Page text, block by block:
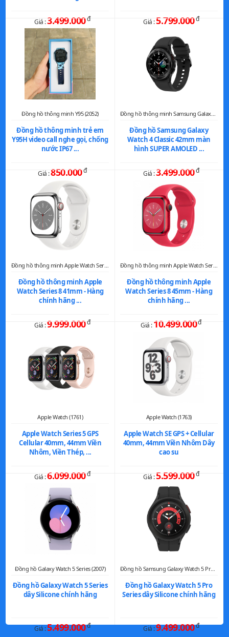
Tính năng khác: Báo thức, Gọi điện
trên đồng hồ, Từ chối cuộc gọi,
Đồng hồ bấm giờ, Rung thông báo,
Thay mặt đồng hồ
Thông số kỹ thuật trên được tham khảo từ Website chính
Giá :3.499.000đ Giá :5.799.000đ
Đồng hồ thông minh Y95 (2052)
Đồng hồ thông minh trẻ em
Y95H video call nghe gọi, chống
nước IP67 ...
Giá :850.000đ
Đồng hồ thông minh Samsung Galaxy Watch (1973)
Đồng hồ Samsung Galaxy
Watch 4 Classic 42mm màn
hình SUPER AMOLED ...
Giá :3.499.000đ
Đồng hồ thông minh Apple Watch Series 8 (2015)
Đồng hồ thông minh Apple
Watch Series 8 41mm - Hàng
chính hãng ...
Giá :9.999.000đ
Đồng hồ thông minh Apple Watch Series 8 (2016)
Đồng hồ thông minh Apple
Watch Series 8 45mm - Hàng
chính hãng ...
Giá :10.499.000đ
Apple Watch (1761)
Apple Watch Series 5 GPS
Cellular 40mm, 44mm Viền
Nhôm, Viền Thép, ...
Giá :6.099.000đ
Apple Watch (1763)
Apple Watch SE GPS + Cellular
40mm, 44mm Viền Nhôm Dây
cao su
Giá :5.599.000đ
Đồng hồ Galaxy Watch 5 Series (2007)
Đồng hồ Galaxy Watch 5 Series
dây Silicone chính hãng
Giá :5.499.000đ
Đồng hồ Samsung Galaxy Watch 5 Pro Series (2009)
Đồng hồ Galaxy Watch 5 Pro
Series dây Silicone chính hãng
Giá :9.499.000đ